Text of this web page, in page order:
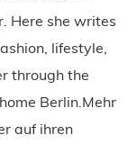
Here she writes
lifestyle,
through the
Berlin.Mehr
auf ihren